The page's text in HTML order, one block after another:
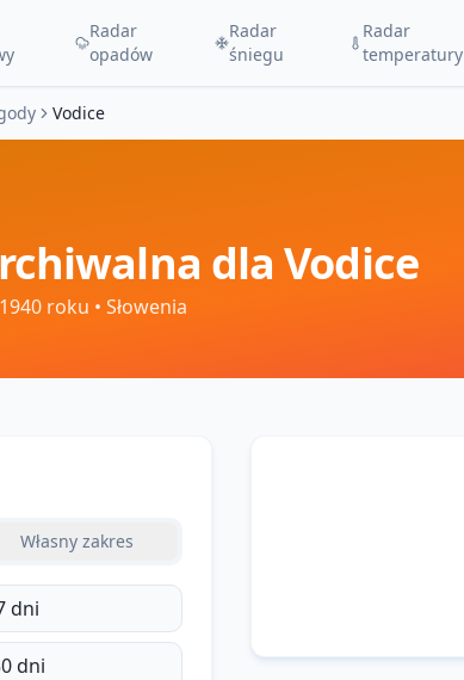
Radar
opadów
Radar
śniegu
Radar
temperatury
Vodice
dlaVodice
roku • Słowenia
Własny zakres
dni
dni